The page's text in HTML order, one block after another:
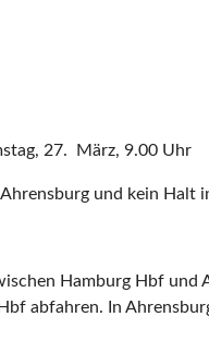
27. März, 9.00 Uhr
und kein Halt
Hamburg Hbf und
abfahren. In